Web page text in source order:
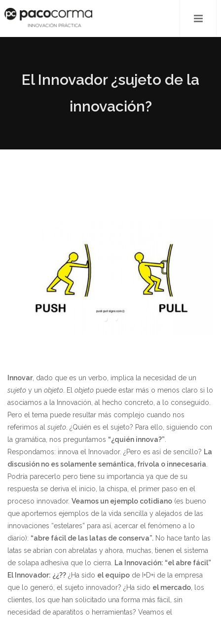
El Innovador ¿sujeto de la
innovación?
Innovar, dado que es un verbo, implica la necesidad de un
sujeto y un objeto . El objeto puede estar más o menos claro si lo
asociamos a la Innovación, al hecho concreto, a lo conseguido.
Pero el tema puede resultar más complejo cuando nos
referimos al sujeto . ¿Quién es el sujeto? Para ello, siguiendo con
la gramática, nos preguntamos “¿quién innova?”
Respondamos: innova el Innovador. ¿Pero es así de sencillo? La
discusión no es solamente semántica, frívola o innecesaria
Podría parecerlo pero tiene su importancia ya que de su
respuesta se deriva el inicio, la chispa, el primer paso en el
proceso innovador. Veamos un ejemplo cotidiano (es bueno
que aportemos ejemplos de la vida sencilla y alejados de las
innovaciones “estelares” para así, acercar el fenómeno a lo
diario): “abre fácil de las latas de conserva”. No hace tanto las
latas se abrían con abrelatas y ahora, muchas, tienen el sistema
de solapa adhesiva que lo cierra.
La Innovación: “el abre fácil”
El Innovador: ¿¿?? ¿Ha sido el equipo de I+D+i de la empresa
que lo generó, el sujeto innovador? ¿Ha sido el mercado , los
clientes, los que han solicitado una forma más fácil, sin
necesidad de aparatitos o herramientas? Veamos el